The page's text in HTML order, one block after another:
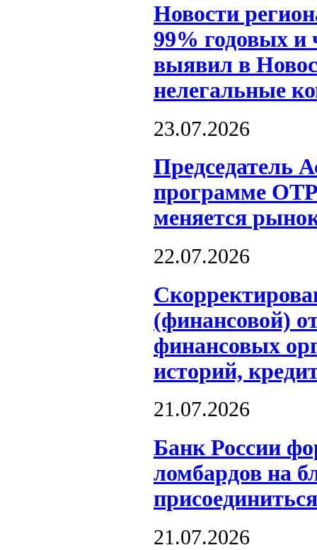
Новости
99% годовых и
выявил в
нелегальные
23.07.2026
Председатель
программе
меняется
22.07.2026
(финансовой)
финансовых
историй,
21.07.2026
Банк России
ломбардов на
21.07.2026